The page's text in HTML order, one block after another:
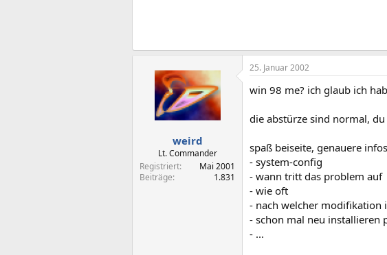
weird
Lt. Commander
Registriert
Mai 2001
Beiträge
1.831
25. Januar 2002
win 98 me? ich glaub ich
die abstürze sind normal,
spaß beiseite, genauere
- system-config
- wann tritt das problem auf
- wie oft
- nach welcher modifikation
- schon mal neu installieren
- ...